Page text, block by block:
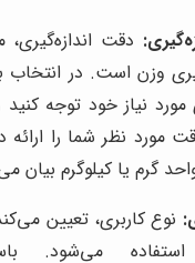
دقت
وزن است. در انتخاب
مورد نیاز خود توجه
مورد نظر شما را
گرم یا کیلوگرم بیان
نوع کاربری، تعیین
می‌شود.